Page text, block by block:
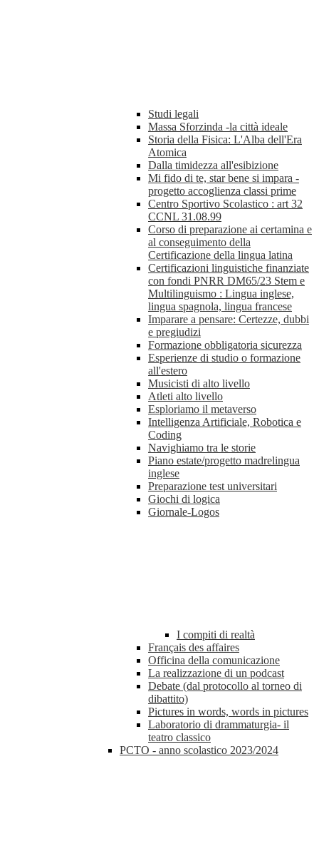
Studi legali
Massa Sforzinda -la città ideale
Storia della Fisica: L'Alba dell'Era
Atomica
Dalla timidezza all'esibizione
Mi fido di te, star bene si impara -
progetto accoglienza classi prime
Centro Sportivo Scolastico : art 32
CCNL 31.08.99
Corso di preparazione ai certamina e
al conseguimento della
Certificazione della lingua latina
Certificazioni linguistiche finanziate
con fondi PNRR DM65/23 Stem e
Multilinguismo : Lingua inglese,
lingua spagnola, lingua francese
Imparare a pensare: Certezze, dubbi
e pregiudizi
Formazione obbligatoria sicurezza
Esperienze di studio o formazione
all'estero
Musicisti di alto livello
Atleti alto livello
Esploriamo il metaverso
Intelligenza Artificiale, Robotica e
Coding
Navighiamo tra le storie
Piano estate/progetto madrelingua
inglese
Preparazione test universitari
Giochi di logica
Giornale-Logos
I compiti di realtà
Français des affaires
Officina della comunicazione
La realizzazione di un podcast
Debate (dal protocollo al torneo di
dibattito)
Pictures in words, words in pictures
Laboratorio di drammaturgia- il
teatro classico
PCTO - anno scolastico 2023/2024